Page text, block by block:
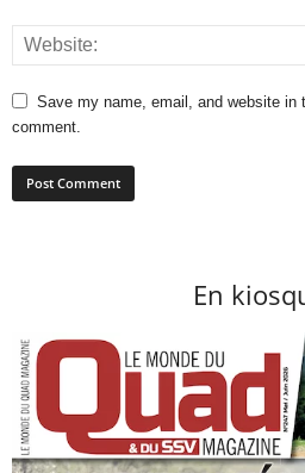
Save my name, email, and website in
comment.
En